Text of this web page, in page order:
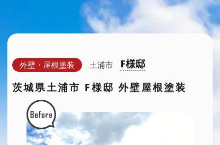
外壁・屋根塗装 土浦市
F様邸
茨城県土浦市 F様邸 外壁屋根塗装